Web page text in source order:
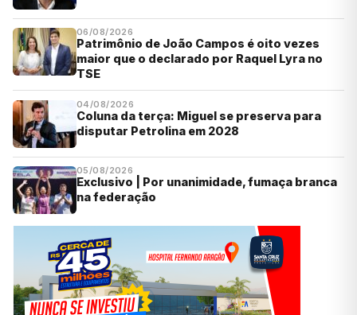
06/08/2026
Patrimônio de João Campos é oito vezes
maior que o declarado por Raquel Lyra no
TSE
04/08/2026
Coluna da terça: Miguel se preserva para
disputar Petrolina em 2028
05/08/2026
Exclusivo | Por unanimidade, fumaça branca
na federação